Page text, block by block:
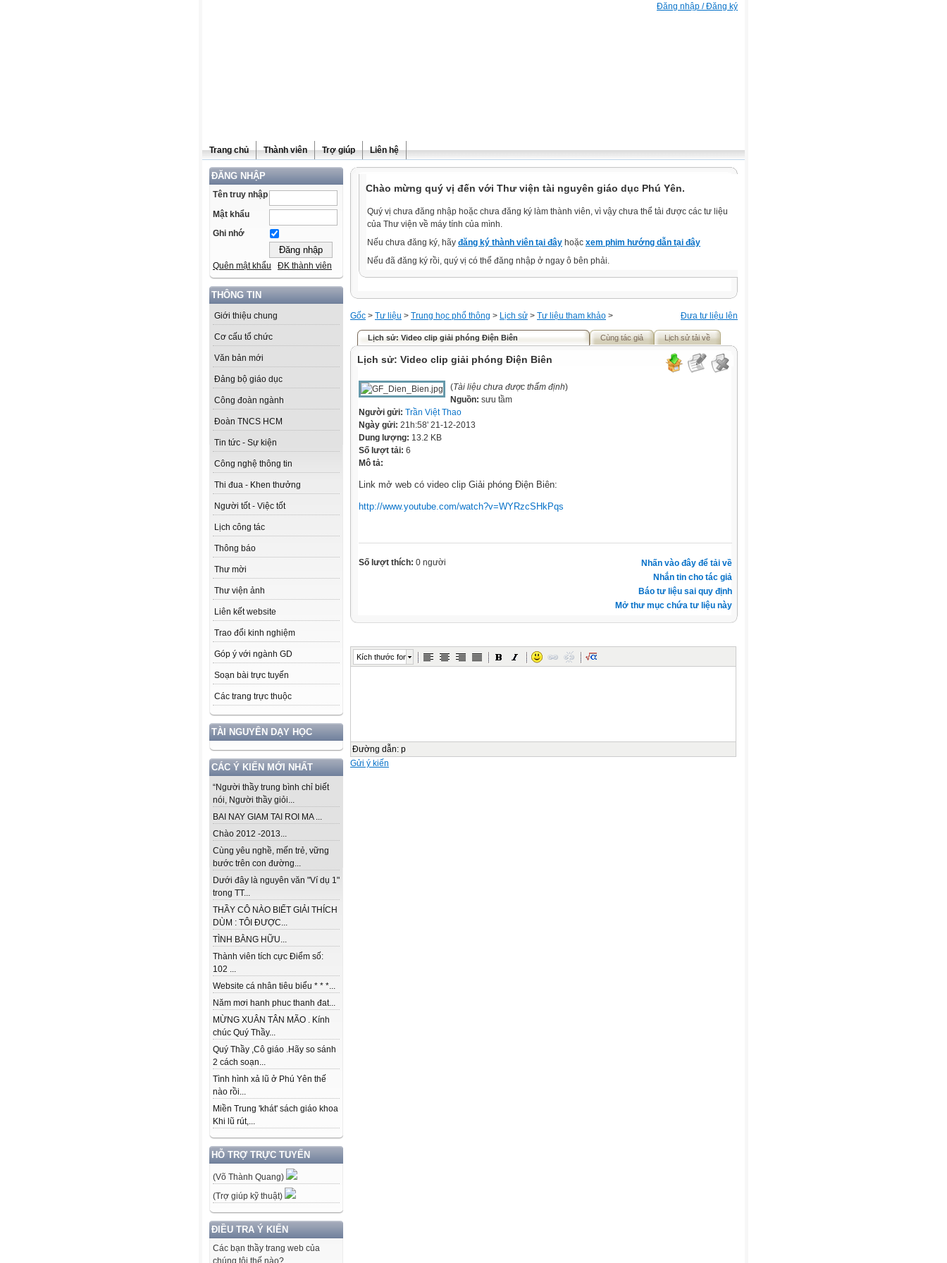
Đăng nhập / Đăng ký
Trang chủ Thành viên Trợ giúp Liên hệ
ĐĂNG NHẬP
Tên truy nhập
Mật khẩu
Ghi nhớ
Quên mật khẩu ĐK thành viên
THÔNG TIN
Giới thiệu chung
Cơ cấu tổ chức
Văn bản mới
Đảng bộ giáo dục
Công đoàn ngành
Đoàn TNCS HCM
Tin tức - Sự kiện
Công nghệ thông tin
Thi đua - Khen thưởng
Người tốt - Việc tốt
Lịch công tác
Thông báo
Thư mời
Thư viện ảnh
Liên kết website
Trao đổi kinh nghiệm
Góp ý với ngành GD
Soạn bài trực tuyến
Các trang trực thuộc
TÀI NGUYÊN DẠY HỌC
CÁC Ý KIẾN MỚI NHẤT
“Người thầy trung bình chỉ biết
nói, Người thầy giỏi...
BAI NAY GIAM TAI ROI MA ...
Chào 2012 -2013...
Cùng yêu nghề, mến trẻ, vững
bước trên con đường...
Dưới đây là nguyên văn "Ví dụ 1"
trong TT...
THẦY CÔ NÀO BIẾT GIẢI THÍCH
DÙM : TÔI ĐƯỢC...
TÌNH BẰNG HỮU...
Thành viên tích cực Điểm số:
102 ...
Website cá nhân tiêu biểu * * *...
Năm mơi hanh phuc thanh đat...
MỪNG XUÂN TÂN MÃO . Kính
chúc Quý Thầy...
Quý Thầy ,Cô giáo .Hãy so sánh
2 cách soạn...
Tình hình xả lũ ở Phú Yên thế
nào rồi...
Miền Trung 'khát' sách giáo khoa
Khi lũ rút,...
HỖ TRỢ TRỰC TUYẾN
(Võ Thành Quang)
(Trợ giúp kỹ thuật)
ĐIỀU TRA Ý KIẾN
Các bạn thầy trang web của
chúng tôi thế nào?
Chào mừng quý vị đến với Thư viện tài nguyên giáo dục Phú Yên.
Quý vị chưa đăng nhập hoặc chưa đăng ký làm thành viên, vì vậy chưa thể tải được các tư liệu
của Thư viện về máy tính của mình.
Nếu chưa đăng ký, hãy đăng ký thành viên tại đây hoặc xem phim hướng dẫn tại đây
Nếu đã đăng ký rồi, quý vị có thể đăng nhập ở ngay ô bên phải.
Đưa tư liệu lên
Gốc > Tư liệu > Trung học phổ thông > Lịch sử > Tư liệu tham khảo >
Lịch sử: Video clip giải phóng Điện Biên Cùng tác giả Lịch sử tải về
Lịch sử: Video clip giải phóng Điện Biên
(Tài liệu chưa được thẩm định)
Nguồn: sưu tầm
Người gửi: Trần Việt Thao
Ngày gửi: 21h:58' 21-12-2013
Dung lượng: 13.2 KB
Số lượt tải: 6
Mô tả:
Link mở web có video clip Giải phóng Điện Biên:
http://www.youtube.com/watch?v=WYRzcSHkPqs
Nhấn vào đây để tải về
Nhắn tin cho tác giả
Báo tư liệu sai quy định
Mở thư mục chứa tư liệu này
Số lượt thích: 0 người
Kích thước font
Đường dẫn: p
Gửi ý kiến